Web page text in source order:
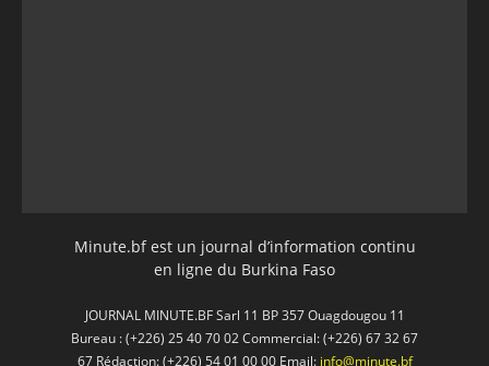
Minute.bf est un journal d’information continu
en ligne du Burkina Faso
JOURNAL MINUTE.BF Sarl 11 BP 357 Ouagdougou 11
Bureau : (+226) 25 40 70 02 Commercial: (+226) 67 32 67
67 Rédaction: (+226) 54 01 00 00 Email: info@minute.bf